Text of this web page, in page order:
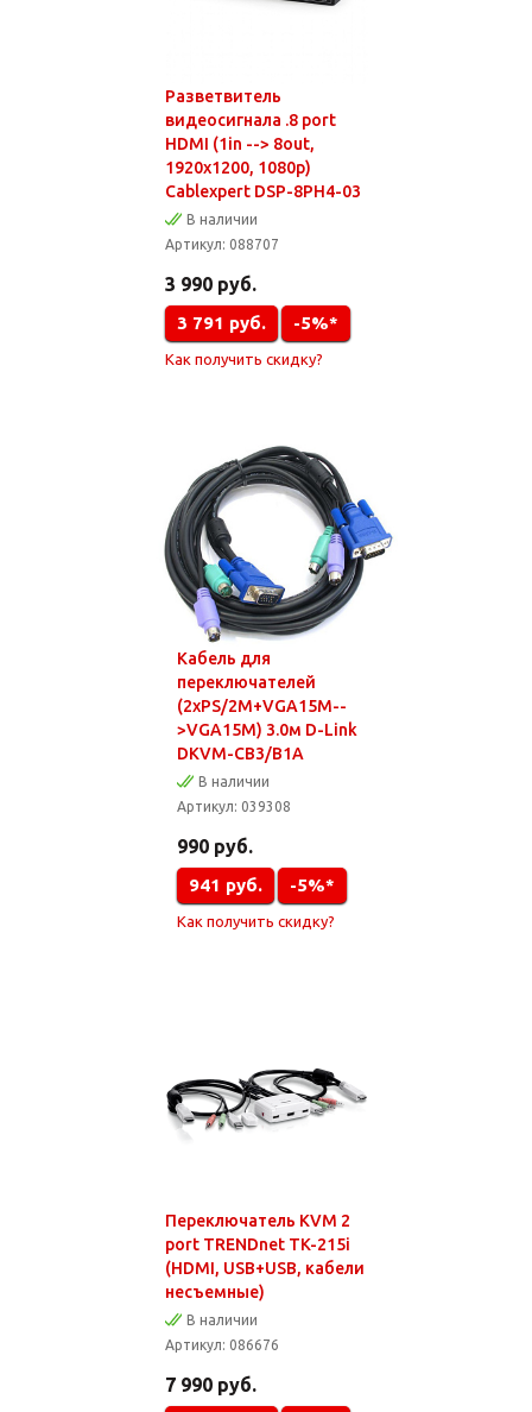
Разветвитель
видеосигнала .8 port
HDMI (1in --> 8out,
1920х1200, 1080p)
Cablexpert DSP-8PH4-03
В наличии
Артикул: 088707
3 990 руб.
3 791 руб. -5%*
Как получить скидку?
Кабель для
переключателей
(2xPS/2M+VGA15M--
>VGA15M) 3.0м D-Link
DKVM-CB3/B1A
В наличии
Артикул: 039308
990 руб.
941 руб. -5%*
Как получить скидку?
Переключатель KVM 2
port TRENDnet TK-215i
(HDMI, USB+USB, кабели
несъемные)
В наличии
Артикул: 086676
7 990 руб.